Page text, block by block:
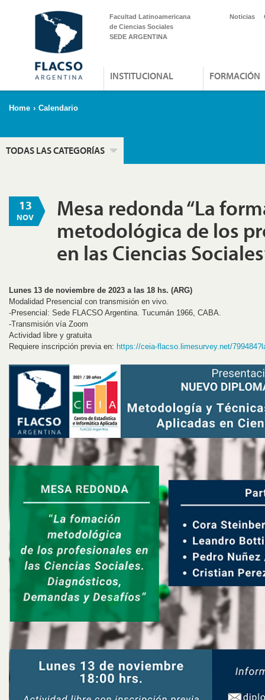
Facultad Latinoamericana
de Ciencias Sociales
SEDE ARGENTINA
Noticias
INSTITUCIONAL FORMACIÓN
Home › Calendario
TODAS LAS CATEGORÍAS
13
NOV
Mesa redonda “La
metodológica de los
en las Ciencias
Lunes 13 de noviembre de 2023 a las 18 hs. (ARG)
Modalidad Presencial con transmisión en vivo.
-Presencial: Sede FLACSO Argentina. Tucumán 1966, CABA.
-Transmisión vía Zoom
Actividad libre y gratuita
Requiere inscripción previa en: https://ceia-flacso.limesurvey.net/